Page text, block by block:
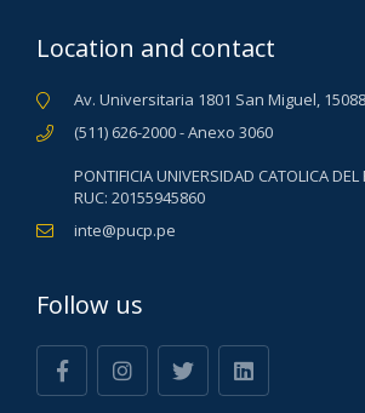
Location and contact
Av. Universitaria 1801 San Miguel,
(511) 626-2000 - Anexo 3060
PONTIFICIA UNIVERSIDAD CATOLICA DEL
RUC: 20155945860
inte@pucp.pe
Follow us